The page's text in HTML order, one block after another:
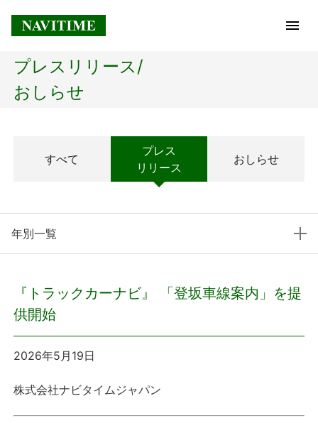
トップページ
経営理念
プレスリリース
プレスリリース
おしらせ
プレスリリース/
おしらせ
すべて
プレス
リリース
おしらせ
年別一覧
『トラックカーナビ』 「登坂車線案内」を提
供開始
2026年5月19日
株式会社ナビタイムジャパン